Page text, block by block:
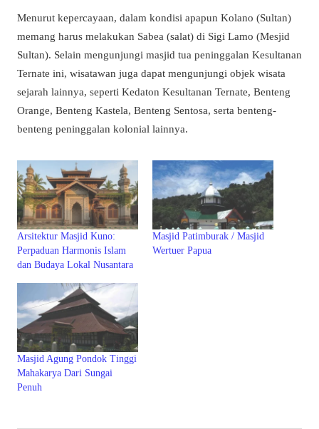
Menurut kepercayaan, dalam kondisi apapun Kolano (Sultan)
memang harus melakukan Sabea (salat) di Sigi Lamo (Mesjid
Sultan). Selain mengunjungi masjid tua peninggalan Kesultanan
Ternate ini, wisatawan juga dapat mengunjungi objek wisata
sejarah lainnya, seperti Kedaton Kesultanan Ternate, Benteng
Orange, Benteng Kastela, Benteng Sentosa, serta benteng-
benteng peninggalan kolonial lainnya.
Arsitektur Masjid Kuno:
Perpaduan Harmonis Islam
dan Budaya Lokal Nusantara
Masjid Patimburak / Masjid
Wertuer Papua
Masjid Agung Pondok Tinggi
Mahakarya Dari Sungai
Penuh